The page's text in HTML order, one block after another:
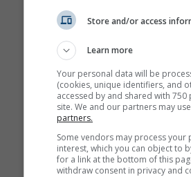
Store and/or access
Learn more
Your personal data will be
(cookies, unique identifiers, and
accessed by and shared with
site. We and our partners may
partners.
Some vendors may process
interest, which you can object to
for a link at the bottom of this
withdraw consent in privacy and